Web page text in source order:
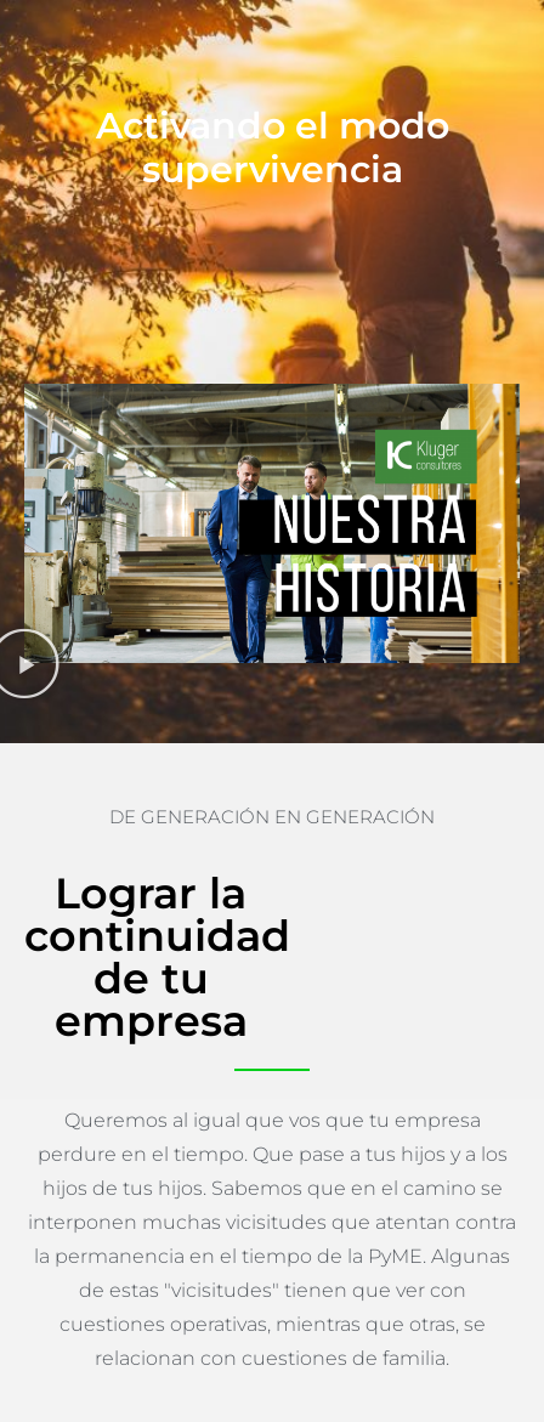
Activando el modo
supervivencia
DE GENERACIÓN EN GENERACIÓN
Lograr la
continuidad
de tu
empresa
Queremos al igual que vos que tu empresa
perdure en el tiempo. Que pase a tus hijos y a los
hijos de tus hijos. Sabemos que en el camino se
interponen muchas vicisitudes que atentan contra
la permanencia en el tiempo de la PyME. Algunas
de estas "vicisitudes" tienen que ver con
cuestiones operativas, mientras que otras, se
relacionan con cuestiones de familia.